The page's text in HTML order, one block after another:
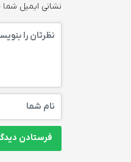
نشانی ایمیل